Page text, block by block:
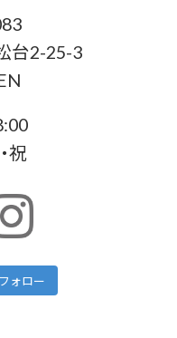
台2-25-3
祝
ォロー